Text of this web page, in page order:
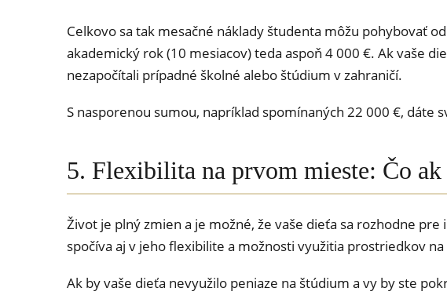
Celkovo sa tak mesačné náklady študenta môžu pohybovať
akademický rok (10 mesiacov) teda aspoň 4 000 €. Ak vaše
nezapočítali prípadné školné alebo štúdium v zahraničí.
S nasporenou sumou, napríklad spomínaných 22 000 €,
5. Flexibilita na prvom mieste: Čo
Život je plný zmien a je možné, že vaše dieťa sa rozhodne
spočíva aj v jeho flexibilite a možnosti využitia prostriedkov
Ak by vaše dieťa nevyužilo peniaze na štúdium a vy by ste